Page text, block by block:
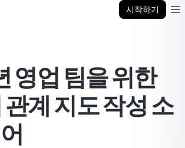
시작하기
영업 팀을 위한
계 지도 작성 소